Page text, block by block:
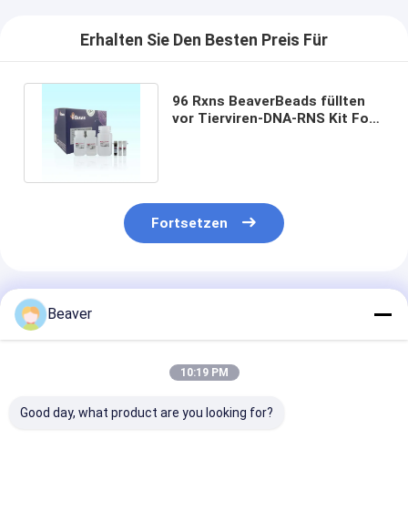
Erhalten Sie Den Besten Preis Für
96 Rxns BeaverBeads füllten
vor Tierviren-DNA-RNS Kit For
Fortsetzen
Empfohlene Produkte
Beaver
10:19 PM
Good day, what product are you looking for?